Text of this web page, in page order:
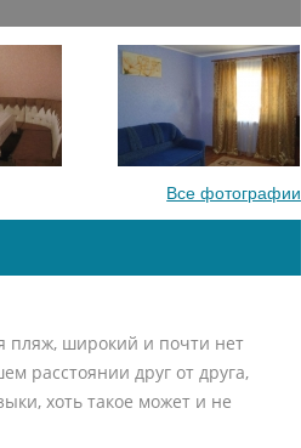
Все фотографии
пляж, широкий и почти нет
расстоянии друг от друга,
хоть такое может и не